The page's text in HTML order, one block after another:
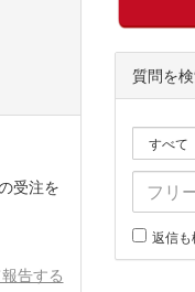
受注を
告する
質問を
返信も